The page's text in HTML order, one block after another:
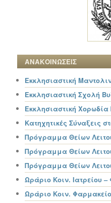
ΑΝΑΚΟΙΝΩΣΕΙΣ
Εκκλησιαστική
Εκκλησιαστική Σχολή
Εκκλησιαστική
Κατηχητικές Σύναξεις
Πρόγραμμα Θείων
Πρόγραμμα Θείων
Πρόγραμμα Θείων
Ωράριο Κοιν. Ιατρείου
Ωράριο Κοιν.